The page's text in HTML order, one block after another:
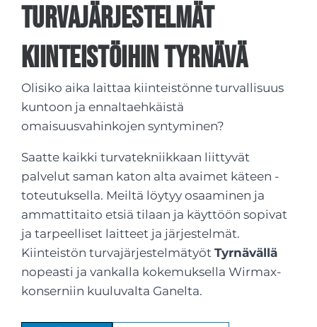
Turvajärjestelmät
kiinteistöihin Tyrnävä
Olisiko aika laittaa kiinteistönne turvallisuus
kuntoon ja ennaltaehkäistä
omaisuusvahinkojen syntyminen?
Saatte kaikki turvatekniikkaan liittyvät
palvelut saman katon alta avaimet käteen -
toteutuksella. Meiltä löytyy osaaminen ja
ammattitaito etsiä tilaan ja käyttöön sopivat
ja tarpeelliset laitteet ja järjestelmät.
Kiinteistön turvajärjestelmätyöt Tyrnävällä
nopeasti ja vankalla kokemuksella Wirmax-
konserniin kuuluvalta Ganelta.